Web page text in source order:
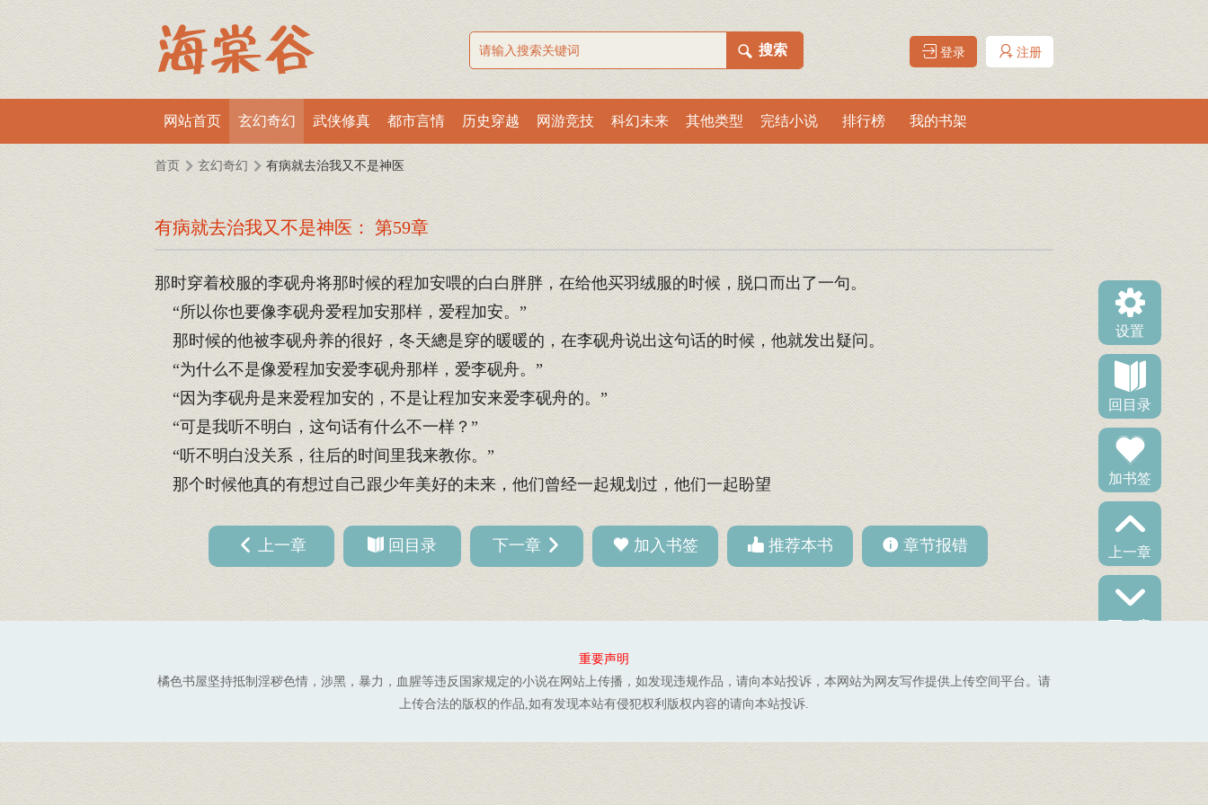
登录 注册
网站首页 玄幻奇幻 武侠修真 都市言情 历史穿越 网游竞技 科幻未来 其他类型 完结小说 排行榜 我的书架
首页 玄幻奇幻 有病就去治我又不是神医
设置
回目录
加书签
上一章
下一章
有病就去治我又不是神医： 第59章
那时穿着校服的李砚舟将那时候的程加安喂的白白胖胖，在给他买羽绒服的时候，脱口而出了一句。
“所以你也要像李砚舟爱程加安那样，爱程加安。”
那时候的他被李砚舟养的很好，冬天總是穿的暖暖的，在李砚舟说出这句话的时候，他就发出疑问。
“为什么不是像爱程加安爱李砚舟那样，爱李砚舟。”
“因为李砚舟是来爱程加安的，不是让程加安来爱李砚舟的。”
“可是我听不明白，这句话有什么不一样？”
“听不明白没关系，往后的时间里我来教你。”
那个时候他真的有想过自己跟少年美好的未来，他们曾经一起规划过，他们一起盼望
上一章 回目录 下一章 加入书签 推荐本书 章节报错
重要声明
橘色书屋坚持抵制淫秽色情，涉黑，暴力，血腥等违反国家规定的小说在网站上传播，如发现违规作品，请向本站投诉，本网站为网友写作提供上传空间平台。请
上传合法的版权的作品,如有发现本站有侵犯权利版权内容的请向本站投诉.